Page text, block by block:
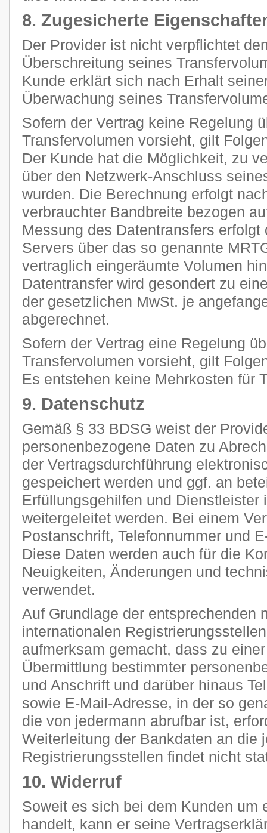
8. Zugesicherte
Der Provider ist nicht verpflichtet
Überschreitung seines
Kunde erklärt sich nach Erhalt
Überwachung seines
Sofern der Vertrag keine Regelung
Transfervolumen vorsieht, gilt
Der Kunde hat die Möglichkeit, zu
über den Netzwerk-Anschluss
wurden. Die Berechnung erfolgt
verbrauchter Bandbreite bezogen
Messung des Datentransfers
Servers über das so genannte
vertraglich eingeräumte Volumen
Datentransfer wird gesondert zu
der gesetzlichen MwSt. je
abgerechnet.
Sofern der Vertrag eine Regelung
Transfervolumen vorsieht, gilt
Es entstehen keine Mehrkosten für
9. Datenschutz
Gemäß § 33 BDSG weist der
personenbezogene Daten zu
der Vertragsdurchführung
gespeichert werden und ggf. an
Erfüllungsgehilfen und Dienstleister
weitergeleitet werden. Bei einem
Postanschrift, Telefonnummer und
Diese Daten werden auch für die
Neuigkeiten, Änderungen und
verwendet.
Auf Grundlage der entsprechenden
internationalen
aufmerksam gemacht, dass zu
Übermittlung bestimmter
und Anschrift und darüber hinaus
sowie E-Mail-Adresse, in der so
die von jedermann abrufbar ist,
Weiterleitung der Bankdaten an die
Registrierungsstellen findet nicht
10. Widerruf
Soweit es sich bei dem Kunden um
handelt, kann er seine